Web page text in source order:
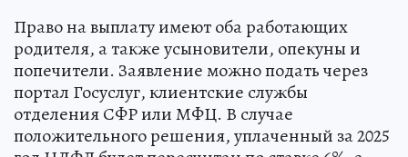
Право на выплату имеют оба работающих
родителя, а также усыновители, опекуны и
попечители. Заявление можно подать через
портал Госуслуг, клиентские службы
отделения СФР или МФЦ. В случае
положительного решения, уплаченный за 2025